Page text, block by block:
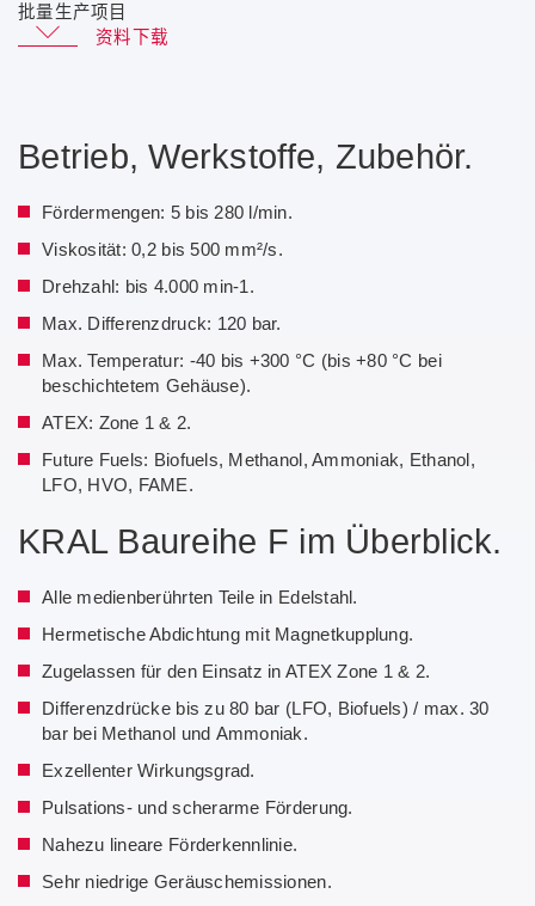
批量生产项目
资料下载
Baureihe F
Schraubenspindelpumpen für die Marine
Schraubenspindelpumpen für PUR-Herstellung
Betrieb, Werkstoffe, Zubehör.
Fördermengen: 5 bis 280 l/min.
Viskosität: 0,2 bis 500 mm²/s.
Drehzahl: bis 4.000 min-1.
Max. Differenzdruck: 120 bar.
Max. Temperatur: -40 bis +300 °C (bis +80 °C bei
beschichtetem Gehäuse).
ATEX: Zone 1 & 2.
Future Fuels: Biofuels, Methanol, Ammoniak, Ethanol,
LFO, HVO, FAME.
KRAL Baureihe F im Überblick.
Alle medienberührten Teile in Edelstahl.
Hermetische Abdichtung mit Magnetkupplung.
Zugelassen für den Einsatz in ATEX Zone 1 & 2.
Differenzdrücke bis zu 80 bar (LFO, Biofuels) / max. 30
bar bei Methanol und Ammoniak.
Exzellenter Wirkungsgrad.
Pulsations- und scherarme Förderung.
Nahezu lineare Förderkennlinie.
Sehr niedrige Geräuschemissionen.